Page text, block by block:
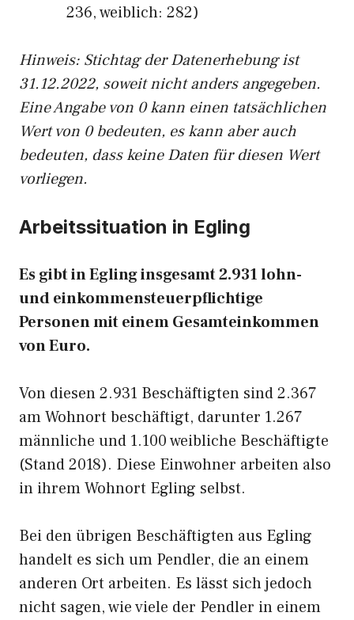
236, weiblich: 282)
Hinweis: Stichtag der Datenerhebung ist
31.12.2022, soweit nicht anders angegeben.
Eine Angabe von 0 kann einen tatsächlichen
Wert von 0 bedeuten, es kann aber auch
bedeuten, dass keine Daten für diesen Wert
vorliegen.
Arbeitssituation in Egling
Es gibt in Egling insgesamt 2.931 lohn-
und einkommensteuerpflichtige
Personen mit einem Gesamteinkommen
von Euro.
Von diesen 2.931 Beschäftigten sind 2.367
am Wohnort beschäftigt, darunter 1.267
männliche und 1.100 weibliche Beschäftigte
(Stand 2018). Diese Einwohner arbeiten also
in ihrem Wohnort Egling selbst.
Bei den übrigen Beschäftigten aus Egling
handelt es sich um Pendler, die an einem
anderen Ort arbeiten. Es lässt sich jedoch
nicht sagen, wie viele der Pendler in einem